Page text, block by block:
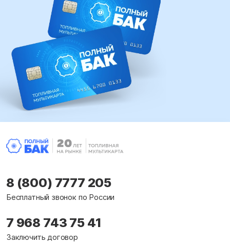
8 (800) 7777 205
Бесплатный звонок по России
7 968 743 75 41
Заключить договор